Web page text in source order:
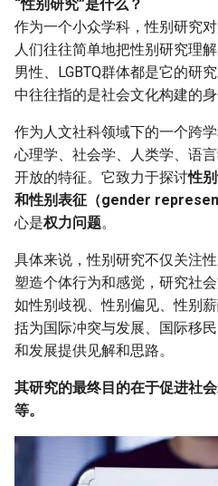
“性别研究”是什么？
作为一个小众学科，性别研究
人们往往简单地把性别研究理
男性、LGBTQ群体都是它的研
中往往指的是社会文化构建的身
作为人文社科领域下的一个跨
心理学、社会学、人类学、语
开放的特征。它致力于探讨性
和性别表征（gender
心是权力问题。
具体来说，性别研究不仅关注
塑造个体行为和感觉，研究社
如性别歧视、性别偏见、性别
括为国际冲突与发展、国际移
和发展提供见解和思路。
其研究的最终目的在于促进社
等。